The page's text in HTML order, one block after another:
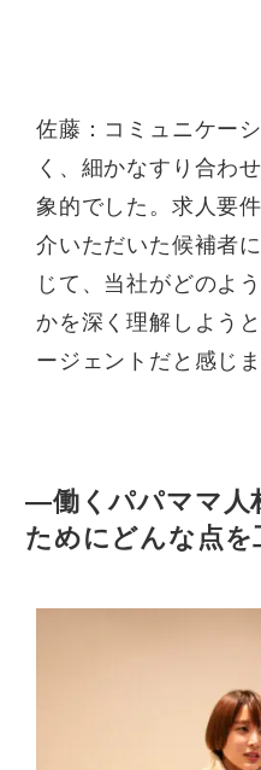
佐藤：コミュニケー
く、細かなすり合わ
象的でした。求人要
介いただいた候補者
じて、当社がどのよ
かを深く理解しよう
ージェントだと感じま
—働くパパママ人
ためにどんな点を